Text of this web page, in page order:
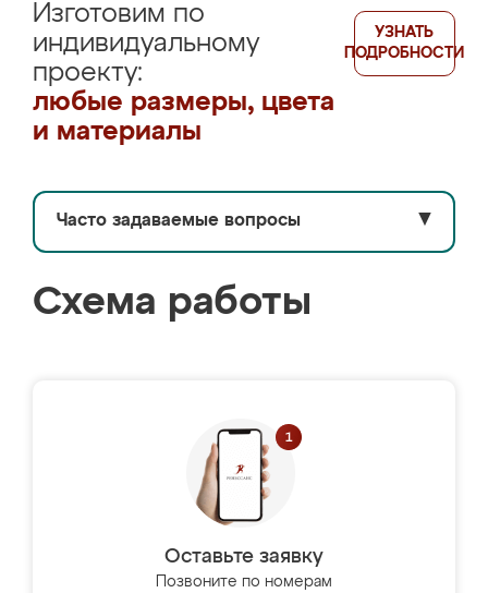
Изготовим по
индивидуальному
проекту:
любые размеры, цвета
и материалы
УЗНАТЬ
ПОДРОБНОСТИ
Часто задаваемые вопросы ▼
Схема работы
Оставьте заявку
Позвоните по номерам